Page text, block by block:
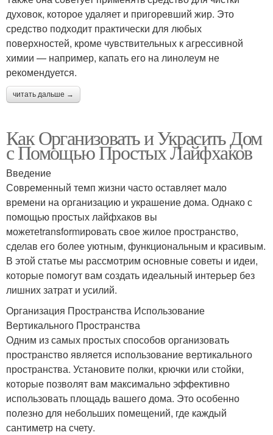
духовок, которое удаляет и пригоревший жир. Это
средство подходит практически для любых
поверхностей, кроме чувствительных к агрессивной
химии — например, капать его на линолеум не
рекомендуется.
читать дальше →
Как Организовать и Украсить Дом
с Помощью Простых Лайфхаков
Введение
Современный темп жизни часто оставляет мало
времени на организацию и украшение дома. Однако с
помощью простых лайфхаков вы
можетеtransformировать свое жилое пространство,
сделав его более уютным, функциональным и красивым.
В этой статье мы рассмотрим основные советы и идеи,
которые помогут вам создать идеальный интерьер без
лишних затрат и усилий.
Организация Пространства Использование
Вертикального Пространства
Одним из самых простых способов организовать
пространство является использование вертикального
пространства. Установите полки, крючки или стойки,
которые позволят вам максимально эффективно
использовать площадь вашего дома. Это особенно
полезно для небольших помещений, где каждый
сантиметр на счету.